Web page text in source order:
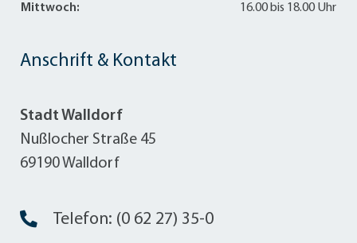
Anschrift & Kontakt
Stadt Walldorf
Nußlocher Straße 45
69190 Walldorf
Telefon: (0 62 27) 35-0
Mittwoch:
16.00 bis 18.00 Uhr